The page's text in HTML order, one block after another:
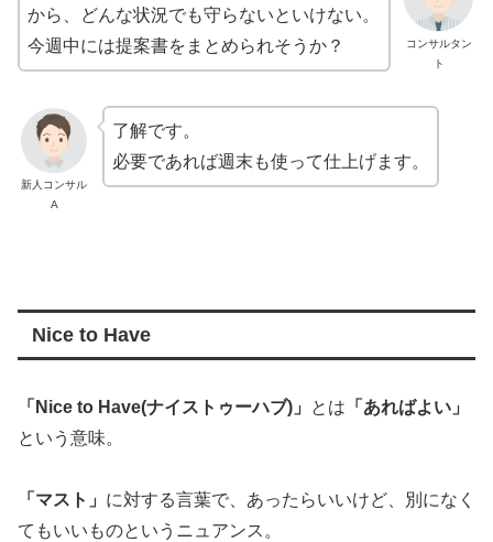
コンサルタン
ト
から、どんな状況でも守らないといけない。
今週中には提案書をまとめられそうか？
新人コンサル
A
了解です。
必要であれば週末も使って仕上げます。
Nice to Have
「Nice to Have(ナイストゥーハブ)」 とは 「あればよい」
という意味。
「マスト」 に対する言葉で、あったらいいけど、別になく
てもいいものというニュアンス。